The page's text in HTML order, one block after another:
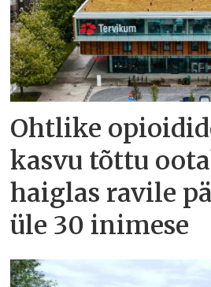
Ohtlike
kasvu tõttu
haiglas ravile
üle 30 inimese